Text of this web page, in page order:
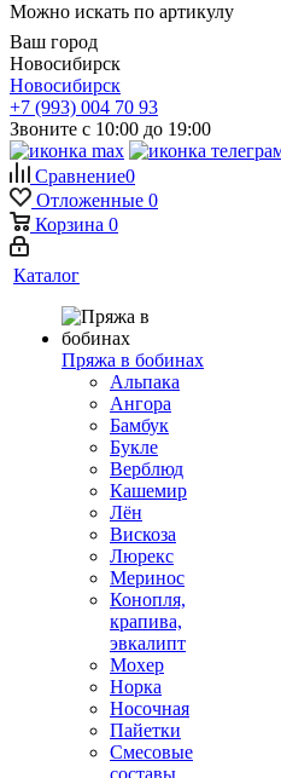
Можно искать по артикулу
Ваш город
Новосибирск
Новосибирск
+7 (993) 004 70 93
Звоните с 10:00 до 19:00
Сравнение0
Отложенные 0
Корзина 0
Каталог
Пряжа в бобинах
Альпака
Ангора
Бамбук
Букле
Верблюд
Кашемир
Лён
Вискоза
Люрекс
Меринос
Конопля,
крапива,
эвкалипт
Мохер
Норка
Носочная
Пайетки
Смесовые
составы